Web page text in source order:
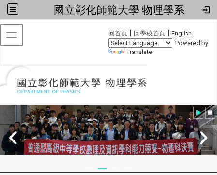
國立彰化師範大學 物理學系
回首頁 | 回學校首頁 | English
Powered by
Translate
Toggle navigation